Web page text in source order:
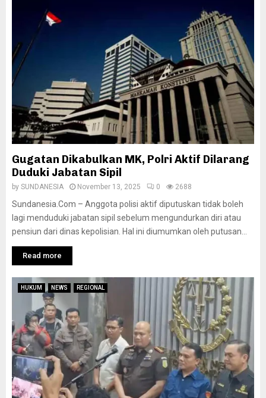
Gugatan Dikabulkan MK, Polri Aktif Dilarang
Duduki Jabatan Sipil
by SUNDANESIA November 13, 2025 0 2688
Sundanesia.Com – Anggota polisi aktif diputuskan tidak boleh
lagi menduduki jabatan sipil sebelum mengundurkan diri atau
pensiun dari dinas kepolisian. Hal ini diumumkan oleh putusan...
Read more
HUKUM NEWS REGIONAL